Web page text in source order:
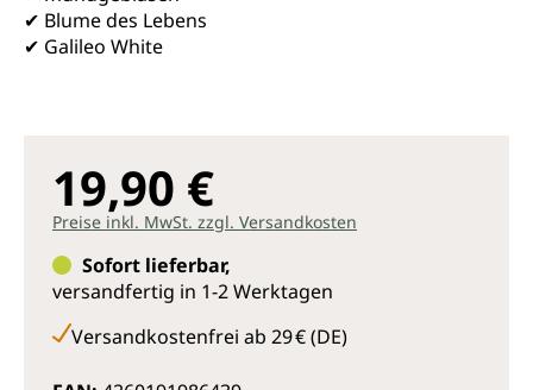
✔ Blume des Lebens
✔ Galileo White
19,90 €
Preise inkl. MwSt. zzgl. Versandkosten
Sofort lieferbar,
versandfertig in 1-2 Werktagen
Versandkostenfrei ab 29 € (DE)